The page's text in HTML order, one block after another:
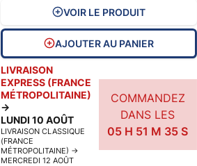
LIVRAISON
EXPRESS (FRANCE
MÉTROPOLITAINE)
→
LUNDI 10 AOÛT
LIVRAISON CLASSIQUE
(FRANCE
MÉTROPOLITAINE) →
MERCREDI 12 AOÛT
COMMANDEZ
DANS LES
05H 51 M 34 S
VOIR LE PRODUIT
AJOUTER AU PANIER